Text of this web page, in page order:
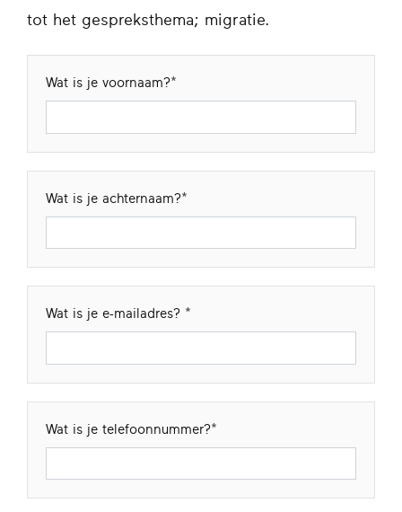
tot het gespreksthema; migratie.
Wat is je voornaam?
Wat is je achternaam?
Wat is je e-mailadres?
Wat is je telefoonnummer?